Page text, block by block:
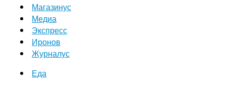
Магазинус
Медиа
Экспресс
Иронов
Журналус
Еда